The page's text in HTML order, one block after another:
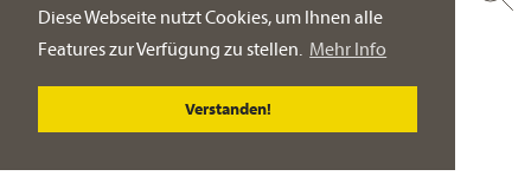
Diese Webseite nutzt Cookies, um Ihnen alle
Features zur Verfügung zu stellen. Mehr Info
Verstanden!
4-Loch Wannenfüll- und Brausebatterie, für Standmontage ½“
Ausladung 225 mm